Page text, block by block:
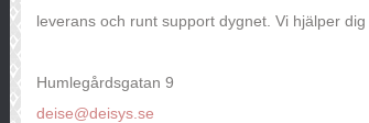
leverans och runt support dygnet. Vi hjälper
Humlegårdsgatan 9
deise@deisys.se